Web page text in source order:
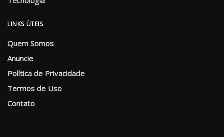
LINKS ÚTEIS
Quem Somos
Anuncie
Política de Privacidade
Termos de Uso
Contato